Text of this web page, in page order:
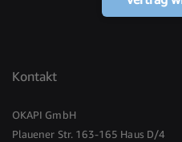
Kontakt
OKAPI GmbH
Plauener Str. 163-165 Haus D/4